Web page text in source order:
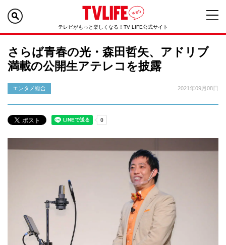
テレビがもっと楽しくなる！TV LIFE公式サイト
さらば青春の光・森田哲矢、アドリブ
満載の公開生アテレコを披露
エンタメ総合 2021年09月08日